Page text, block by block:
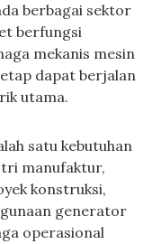
berbagai sektor
berfungsi
mekanis mesin
dapat berjalan
utama.
satu kebutuhan
manufaktur,
konstruksi,
generator
operasional